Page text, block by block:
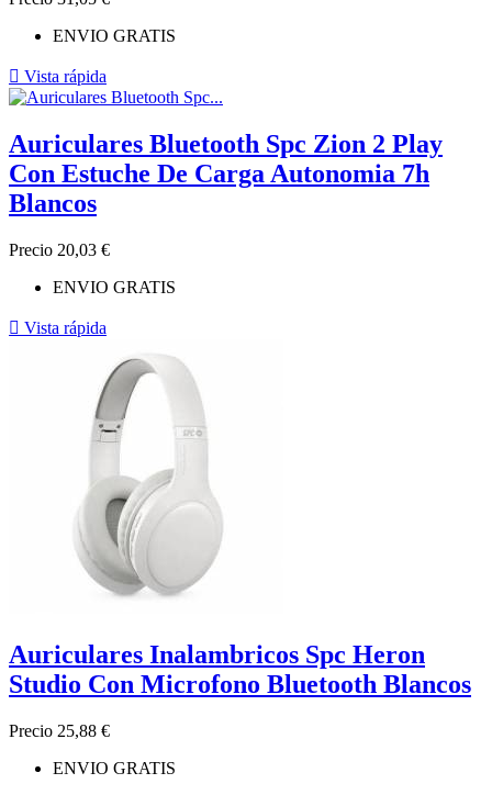
ENVIO GRATIS
 Vista rápida
Auriculares Bluetooth Spc Zion 2 Play
Con Estuche De Carga Autonomia 7h
Blancos
Precio 20,03 €
ENVIO GRATIS
 Vista rápida
Auriculares Inalambricos Spc Heron
Studio Con Microfono Bluetooth Blancos
Precio 25,88 €
ENVIO GRATIS